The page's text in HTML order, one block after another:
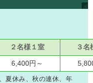
２名様１室 ３名
6,400円～
夏休み、秋の連休、年